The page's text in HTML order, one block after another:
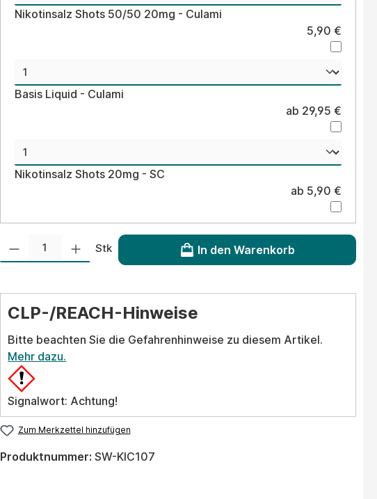
Nikotinsalz Shots 50/50 20mg - Culami
5,90 €
Basis Liquid - Culami
ab 29,95 €
Nikotinsalz Shots 20mg - SC
ab 5,90 €
Produkt Anzahl: Gib den gewünschten Wert ein oder benutze die Schaltflächen um die
Stk In den Warenkorb
CLP-/REACH-Hinweise
Bitte beachten Sie die Gefahrenhinweise zu diesem Artikel.
Mehr dazu.
Signalwort: Achtung!
Zum Merkzettel hinzufügen
Produktnummer:SW-KIC107